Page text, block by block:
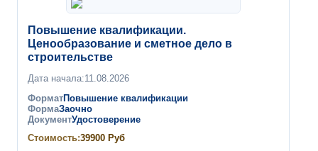
Повышение квалификации.
Ценообразование и сметное дело в
строительстве
Дата начала:11.08.2026
ФорматПовышение квалификации
ФормаЗаочно
ДокументУдостоверение
Стоимость:39900 Руб